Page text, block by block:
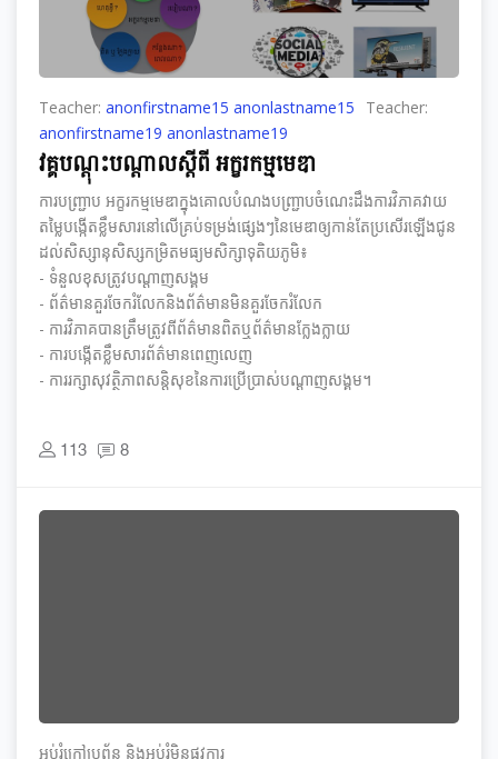
Teacher: anonfirstname15 anonlastname15
Teacher:
anonfirstname19 anonlastname19
វគ្គបណ្តុះបណ្តាលស្តីពី អក្ខរកម្មមេឌា
ការបញ្ជ្រាប អក្ខរកម្មមេឌាក្នុងគោលបំណងបញ្ជ្រាបចំណេះដឹងការវិភាគវាយ
តម្លៃបង្កើតខ្លឹមសារនៅលើគ្រប់ទម្រង់ផ្សេងៗនៃមេឌាឲ្យកាន់តែប្រសើរឡើងជូន
ដល់សិស្សានុសិស្សកម្រិតមធ្យមសិក្សាទុតិយភូមិ៖
- ទំនួលខុសត្រូវបណ្ដាញសង្គម
- ព័ត៌មានគួរចែករំលែកនិងព័ត៌មានមិនគួរចែករំលែក
- ការវិភាគបានត្រឹមត្រូវពីព័ត៌មានពិតឬព័ត៌មានក្លែងក្លាយ
- ការបង្កើតខ្លឹមសារព័ត៌មានពេញលេញ
- ការរក្សាសុវត្ថិភាពសន្តិសុខនៃការប្រើប្រាស់បណ្ដាញសង្គម។
113 8
អប់រំ​ក្រៅ​ប្រព័ន្ធ និង​​អប់រំ​មិន​ផ្លូវ​ការ